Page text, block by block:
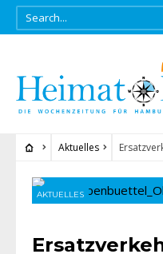
Aktuelles
AKTUELLES